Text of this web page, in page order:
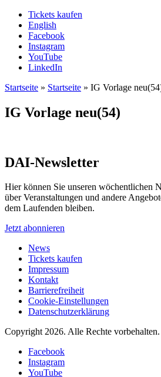
Tickets kaufen
English
Facebook
Instagram
YouTube
LinkedIn
Startseite » Startseite » IG Vorlage
IG Vorlage neu(54)
DAI-Newsletter
Hier können Sie unseren wöchentlichen
über Veranstaltungen und andere
dem Laufenden bleiben.
Jetzt abonnieren
News
Tickets kaufen
Impressum
Kontakt
Barrierefreiheit
Cookie-Einstellungen
Datenschutzerklärung
Copyright 2026. Alle Rechte vorbehalten.
Facebook
Instagram
YouTube